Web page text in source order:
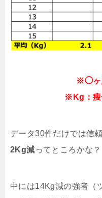
※◯ヶ
※Kg：痩
データ30件だけでは信
2Kg減ってところかな？
中には14Kg減の強者（